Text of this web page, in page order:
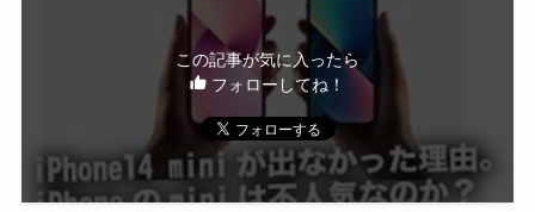
この記事が気に入ったら
フォローしてね！